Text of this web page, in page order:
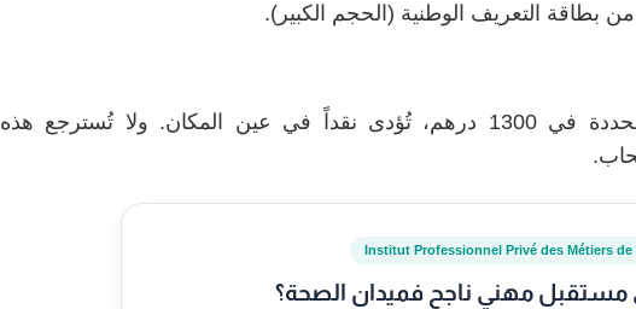
بطاقة التعريف الوطنية (الحجم الكبير).
– مصاريف التسجيل المحددة في 1300 درهم، تُؤدى نقداً في عين المكان. ولا تُسترجع هذه
Institut Professionnel Privé des Métiers de
مستقبل مهني ناجح فميدان الصحة؟